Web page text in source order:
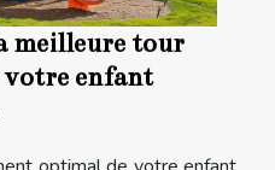
meilleure tour
enfant